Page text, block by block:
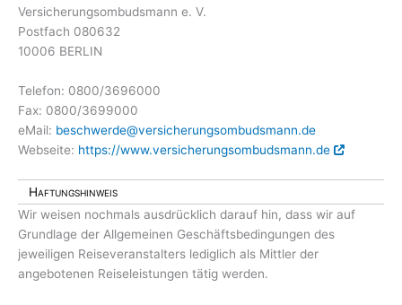
Versicherungsombudsmann e. V.
Postfach 080632
10006 BERLIN
Telefon: 0800/3696000
Fax: 0800/3699000
eMail: beschwerde@versicherungsombudsmann.de
Webseite: https://www.versicherungsombudsmann.de
Haftungshinweis
Wir weisen nochmals ausdrücklich darauf hin, dass wir auf
Grundlage der Allgemeinen Geschäftsbedingungen des
jeweiligen Reiseveranstalters lediglich als Mittler der
angebotenen Reiseleistungen tätig werden.